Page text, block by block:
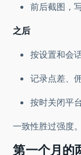
前后截图，
之后
按设置和会
记录点差、
按时关闭平
一致性胜过强度。
第一个月的